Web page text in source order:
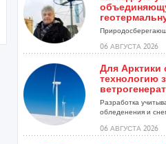
06 АВГУСТА 2026
Для Арктики
технологию
Разработка
обледенения и
06 АВГУСТА 2026